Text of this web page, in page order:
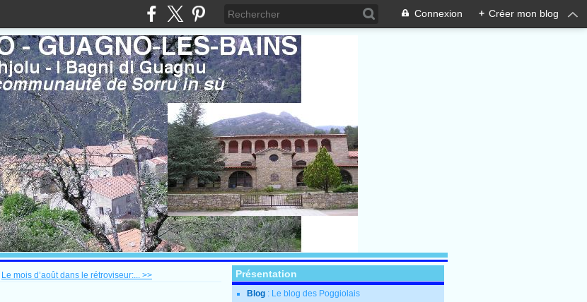
Connexion + Créer mon blog
Le mois d’août dans le rétroviseur:... >> Présentation
Blog : Le blog des Poggiolais